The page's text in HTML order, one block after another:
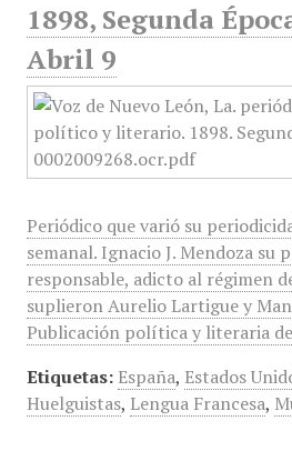
1898, Segunda
Abril 9
Periódico que varió su
semanal. Ignacio J. Mendoza su
responsable, adicto al régimen
suplieron Aurelio Lartigue y
Publicación política y literaria
Etiquetas: España, Estados
Huelguistas, Lengua Francesa,